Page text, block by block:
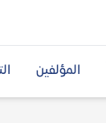
المؤلفين